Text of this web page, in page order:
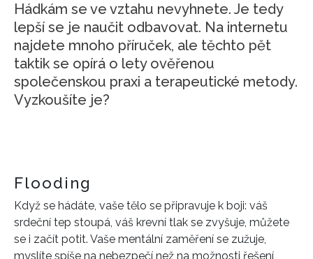
Hádkám se ve vztahu nevyhnete. Je tedy
lepší se je naučit odbavovat. Na internetu
najdete mnoho příruček, ale těchto pět
taktik se opírá o lety ověřenou
společenskou praxi a terapeutické metody.
Vyzkoušíte je?
Flooding
Když se hádáte, vaše tělo se připravuje k boji: váš
srdeční tep stoupá, váš krevní tlak se zvyšuje, můžete
se i začít potit. Vaše mentální zaměření se zužuje,
myslíte spíše na nebezpečí než na možnosti řešení